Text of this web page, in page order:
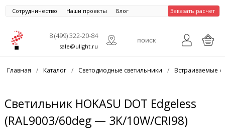
Сотрудничество Наши проекты Блог Заказать расчет
8 (499) 322-20-84
sale@ulight.ru
Главная / Каталог / Светодиодные светильники / Встраиваемые
Светильник HOKASU DOT Edgeless
(RAL9003/60deg — 3K/10W/CRI98)